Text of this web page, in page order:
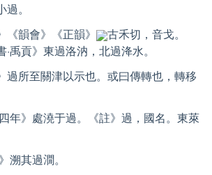
。
《韻會》《正韻》
古禾切，音戈。
·禹貢》東過洛汭，北過洚水。
過所至關津以示也。或曰傳轉也，轉移
年》處澆于過。《註》過，國名。東萊
溯其過㵎。